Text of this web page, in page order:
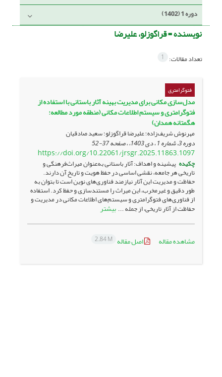
دوره 1 (1402)
نویسنده =قراگوزلو، علیرضا
تعداد مقالات: 1
فتوگرامتری
مدل‌سازی مکانی برای مدیریت بهینه آثار باستانی با استفاده از
فتوگرامتری و سیستم اطلاعات مکانی ‏‏(منطقه مورد مطالعه:
هگمتانه همدان)‏
مهرنوش شریف‌زاده؛ علیرضا قراگوزلو؛ سعید صادقیان
دوره 3، شماره 1 ، دی 1403، ، صفحه 37-52
https://doi.org/10.22061/jrsgr.2025.11863.1097
چکیده پیشینه و اهداف: آثار باستانی به‌عنوان میراث‌فرهنگی و
تاریخی هر جامعه، نقشی اساسی در حفظ هویت و تاریخ آن دارند.
حفاظت و مدیریت این آثار نیازمند فناوری‌های نوین است تا بتوان به
طور دقیق و غیرمخرب، این میراث را مستندسازی و حفظ کرد. استفاده
از فناوری‌های فتوگرامتری و سیستم‌های اطلاعات مکانی در مدیریت و
حفاظت از آثار تاریخی، از جمله ... بیشتر
مشاهده مقاله اصل مقاله 2.84 M